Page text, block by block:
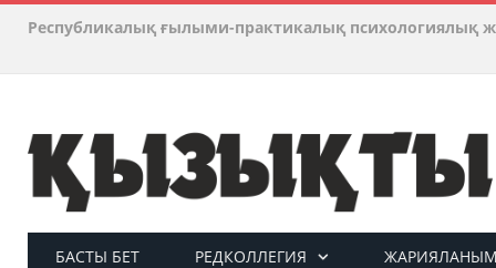
Республикалық ғылыми-практикалық психологиялық
БАСТЫ БЕТ РЕДКОЛЛЕГИЯ ЖАРИЯЛАНЫМ